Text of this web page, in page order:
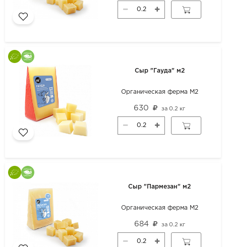
Сыр "Гауда" м2
Органическая ферма М2
630 за0.2 кг
Сыр "Пармезан" м2
Органическая ферма М2
684 за 0.2 кг